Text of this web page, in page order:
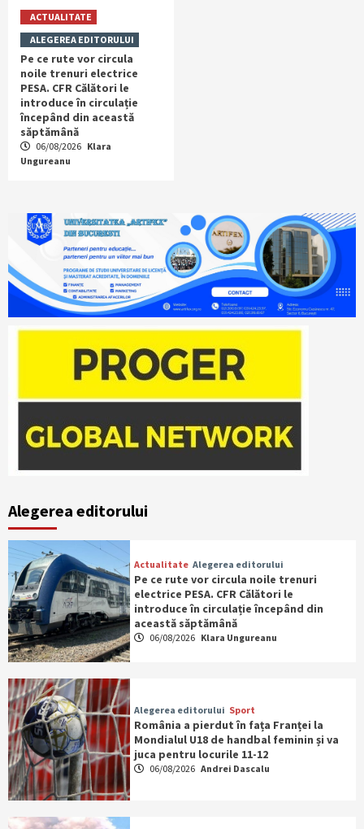
ACTUALITATE
ALEGEREA EDITORULUI
Pe ce rute vor circula
noile trenuri electrice
PESA. CFR Călători le
introduce în circulație
începând din această
săptămână
06/08/2026 Klara
Ungureanu
Alegerea editorului
Actualitate Alegerea editorului
Pe ce rute vor circula noile trenuri
electrice PESA. CFR Călători le
introduce în circulație începând din
această săptămână
06/08/2026 Klara Ungureanu
Alegerea editorului Sport
România a pierdut în fața Franței la
Mondialul U18 de handbal feminin și va
juca pentru locurile 11-12
06/08/2026 Andrei Dascalu